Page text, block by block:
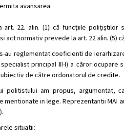
avansarea.
art. 22. alin. (1) că funcţiile poliţiştilor
act normativ prevede la art. 22 alin. (5) c
s-au reglementat coeficienti de
principal III-I) a căror ocupare
de către ordonatorul de credite.
politistului am propus, argumentat,
in lege. Reprezentantii MAI
situatii: